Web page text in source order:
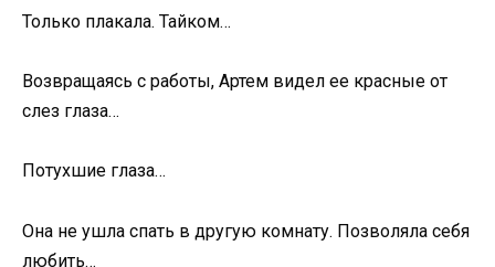
Только плакала. Тайком…
Возвращаясь с работы, Артем видел ее красные от
слез глаза…
Потухшие глаза…
Она не ушла спать в другую комнату. Позволяла себя
любить…